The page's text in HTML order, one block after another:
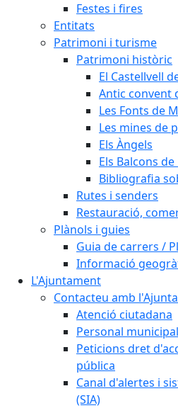
Festes i fires
Entitats
Patrimoni i turisme
Patrimoni històric
El Castellvell
Antic convent
Les Fonts de
Les mines de
Els Àngels
Els Balcons
Bibliografia
Rutes i senders
Restauració,
Plànols i guies
Guia de carrers /
Informació
L'Ajuntament
Contacteu amb
Atenció ciutadana
Personal municipal
Peticions dret
pública
Canal d'alertes i
(SIA)